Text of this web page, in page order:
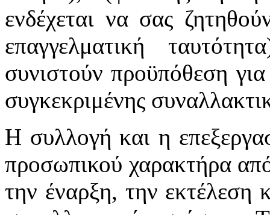
ενδέχεται να σας
επαγγελματική
συνιστούν προϋπόθεση
συγκεκριμένης
Η συλλογή και η
προσωπικού χαρακτήρα
την έναρξη, την εκτέλεση